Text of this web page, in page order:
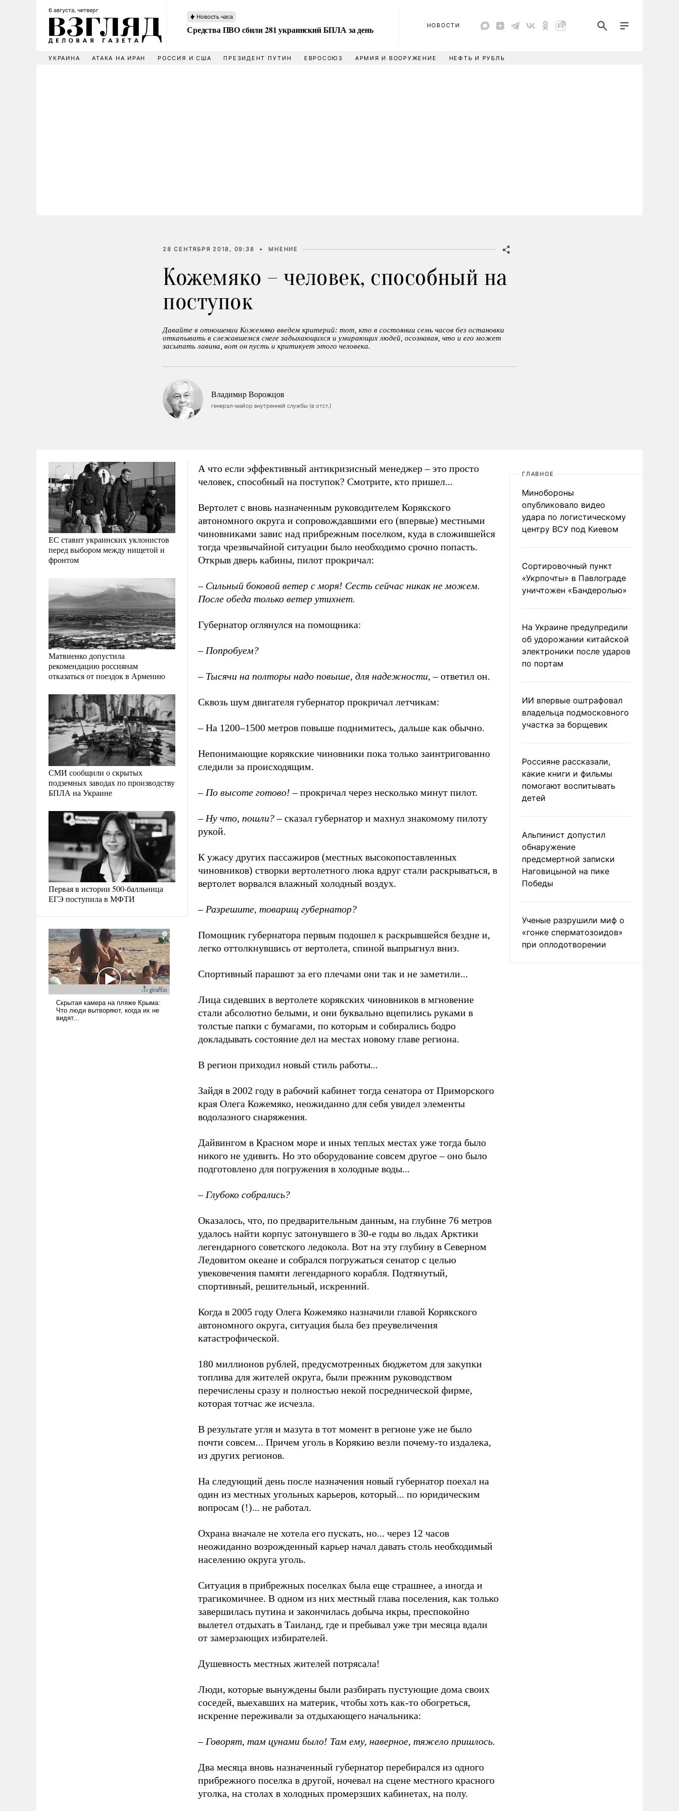
6 августа, четверг
Новость часа
Средства ПВО сбили 281 украинский БПЛА за день НОВОСТИ
УКРАИНА АТАКА НА ИРАН РОССИЯ И США ПРЕЗИДЕНТ ПУТИН ЕВРОСОЮЗ АРМИЯ И ВООРУЖЕНИЕ НЕФТЬ И РУБЛЬ
28 СЕНТЯБРЯ 2018, 09:38 • МНЕНИЕ
Кожемяко – человек, способный на
поступок
Давайте в отношении Кожемяко введем критерий: тот, кто в состоянии семь часов без остановки
откапывать в слежавшемся снеге задыхающихся и умирающих людей, осознавая, что и его может
засыпать лавина, вот он пусть и критикует этого человека.
Владимир Ворожцов
генерал-майор внутренней службы (в отст.)
ЕС ставит украинских уклонистов
перед выбором между нищетой и
фронтом
Матвиенко допустила
рекомендацию россиянам
отказаться от поездок в Армению
СМИ сообщили о скрытых
подземных заводах по производству
БПЛА на Украине
Первая в истории 500-балльница
ЕГЭ поступила в МФТИ
А что если эффективный антикризисный менеджер – это просто
человек, способный на поступок? Смотрите, кто пришел...
Вертолет с вновь назначенным руководителем Корякского
автономного округа и сопровождавшими его (впервые) местными
чиновниками завис над прибрежным поселком, куда в сложившейся
тогда чрезвычайной ситуации было необходимо срочно попасть.
Открыв дверь кабины, пилот прокричал:
– Сильный боковой ветер с моря! Сесть сейчас никак не можем.
После обеда только ветер утихнет.
Губернатор оглянулся на помощника:
– Попробуем?
– Тысячи на полторы надо повыше, для надежности, – ответил он.
Сквозь шум двигателя губернатор прокричал летчикам:
– На 1200–1500 метров повыше поднимитесь, дальше как обычно.
Непонимающие корякские чиновники пока только заинтригованно
следили за происходящим.
–По высоте готово!– прокричал через несколько минут пилот.
–Ну что, пошли?– сказал губернатор и махнул знакомому пилоту
рукой.
К ужасу других пассажиров (местных высокопоставленных
чиновников) створки вертолетного люка вдруг стали раскрываться, в
вертолет ворвался влажный холодный воздух.
– Разрешите, товарищ губернатор?
Помощник губернатора первым подошел к раскрывшейся бездне и,
легко оттолкнувшись от вертолета, спиной выпрыгнул вниз.
Спортивный парашют за его плечами они так и не заметили...
Лица сидевших в вертолете корякских чиновников в мгновение
стали абсолютно белыми, и они буквально вцепились руками в
толстые папки с бумагами, по которым и собирались бодро
докладывать состояние дел на местах новому главе региона.
В регион приходил новый стиль работы...
Зайдя в 2002 году в рабочий кабинет тогда сенатора от Приморского
края Олега Кожемяко, неожиданно для себя увидел элементы
водолазного снаряжения.
Дайвингом в Красном море и иных теплых местах уже тогда было
никого не удивить. Но это оборудование совсем другое – оно было
подготовлено для погружения в холодные воды...
– Глубоко собрались?
Оказалось, что, по предварительным данным, на глубине 76 метров
удалось найти корпус затонувшего в 30-е годы во льдах Арктики
легендарного советского ледокола. Вот на эту глубину в Северном
Ледовитом океане и собрался погружаться сенатор с целью
увековечения памяти легендарного корабля. Подтянутый,
спортивный, решительный, искренний.
Когда в 2005 году Олега Кожемяко назначили главой Корякского
автономного округа, ситуация была без преувеличения
катастрофической.
180 миллионов рублей, предусмотренных бюджетом для закупки
топлива для жителей округа, были прежним руководством
перечислены сразу и полностью некой посреднической фирме,
которая тотчас же исчезла.
В результате угля и мазута в тот момент в регионе уже не было
почти совсем... Причем уголь в Корякию везли почему-то издалека,
из других регионов.
На следующий день после назначения новый губернатор поехал на
один из местных угольных карьеров, который... по юридическим
вопросам (!)... не работал.
Охрана вначале не хотела его пускать, но... через 12 часов
неожиданно возрожденный карьер начал давать столь необходимый
населению округа уголь.
Ситуация в прибрежных поселках была еще страшнее, а иногда и
трагикомичнее. В одном из них местный глава поселения, как только
завершилась путина и закончилась добыча икры, преспокойно
вылетел отдыхать в Таиланд, где и пребывал уже три месяца вдали
от замерзающих избирателей.
Душевность местных жителей потрясала!
Люди, которые вынуждены были разбирать пустующие дома своих
соседей, выехавших на материк, чтобы хоть как-то обогреться,
искренне переживали за отдыхающего начальника:
– Говорят, там цунами было! Там ему, наверное, тяжело пришлось.
Два месяца вновь назначенный губернатор перебирался из одного
прибрежного поселка в другой, ночевал на сцене местного красного
уголка, на столах в холодных промерзших кабинетах, на полу.
ГЛАВНОЕ
Минобороны
опубликовало видео
удара по логистическому
центру ВСУ под Киевом
Сортировочный пункт
«Укрпочты» в Павлограде
уничтожен «Бандеролью»
На Украине предупредили
об удорожании китайской
электроники после ударов
по портам
ИИ впервые оштрафовал
владельца подмосковного
участка за борщевик
Россияне рассказали,
какие книги и фильмы
помогают воспитывать
детей
Альпинист допустил
обнаружение
предсмертной записки
Наговицыной на пике
Победы
Ученые разрушили миф о
«гонке сперматозоидов»
при оплодотворении